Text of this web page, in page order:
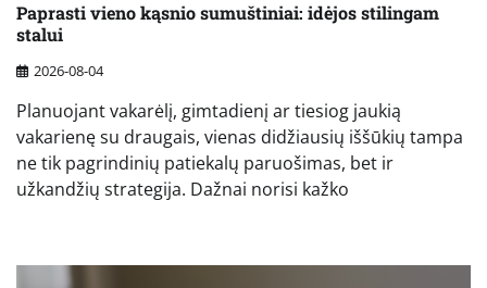
Paprasti vieno kąsnio sumuštiniai: idėjos stilingam
stalui
2026-08-04
Planuojant vakarėlį, gimtadienį ar tiesiog jaukią
vakarienę su draugais, vienas didžiausių iššūkių tampa
ne tik pagrindinių patiekalų paruošimas, bet ir
užkandžių strategija. Dažnai norisi kažko